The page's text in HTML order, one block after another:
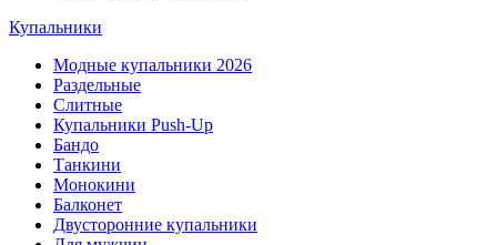
Купальники
Модные купальники 2026
Раздельные
Слитные
Купальники Push-Up
Бандо
Танкини
Монокини
Балконет
Двусторонние купальники